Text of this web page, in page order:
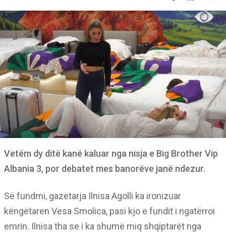
Vetëm dy ditë kanë kaluar nga nisja e Big Brother Vip
Albania 3, por debatet mes banorëve janë ndezur.
Së fundmi, gazetarja Ilnisa Agolli ka ironizuar
këngëtaren Vesa Smolica, pasi kjo e fundit i ngatërroi
emrin. Ilnisa tha se i ka shumë miq shqiptarët nga